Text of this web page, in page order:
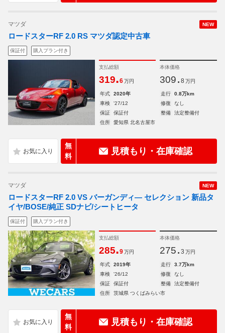
NEW
マツダ
ロードスターRF 2.0 RS マツダ認定中古車
保証付 購入プラン付き
支払総額
319.6 万円
本体価格
309. 8 万円
年式 2020年 走行
0.8万km
車検
'27/12 修復
なし
保証
保証付 整備
法定整備付
住所
愛知県 北名古屋市
無
料
見積もり・在庫確認
NEW
マツダ
ロードスターRF 2.0 VS バーガンディ― セレクション 新品タ
イヤ/BOSE/純正 SDナビ/シートヒータ
保証付 購入プラン付き
支払総額
285.9 万円
本体価格
275. 3 万円
年式 2019年 走行
3.7万km
車検
'26/12 修復
なし
保証
保証付 整備
法定整備付
住所
茨城県 つくばみらい市
無
料
見積もり・在庫確認